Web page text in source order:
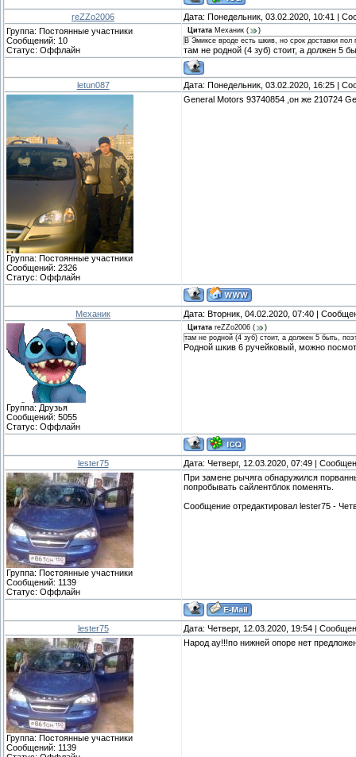
reZZo2006
Дата: Понедельник, 03.02.2020, 10:41 |
Группа: Постоянные участники
Сообщений: 10
Статус: Оффлайн
Цитата Механик (
)
В Эмиксе вроде есть шкив, но срок доставки
там не родной (4 зуб) стоит, а должен 5
letun087 Дата: Понедельник, 03.02.2020, 16:25 |
Группа: Постоянные участники
Сообщений: 2326
Статус: Оффлайн
General Motors 93740854 ,он же 210724
Механик Дата: Вторник, 04.02.2020, 07:40 |
Группа: Друзья
Сообщений: 5055
Статус: Оффлайн
Цитата reZZo2006 (
)
там не родной (4 зуб) стоит, а должен 5 быть,
Родной шкив 6 ручейковый, можно
lester75 Дата: Четверг, 12.03.2020, 07:49 |
Группа: Постоянные участники
Сообщений: 1139
Статус: Оффлайн
При замене рычяга обнаружился
попробывать сайлентблок поменять.
Сообщение отредактировал lester75 -
lester75 Дата: Четверг, 12.03.2020, 19:54 |
Группа: Постоянные участники
Сообщений: 1139
Народ ау!!!по нижней опоре нет